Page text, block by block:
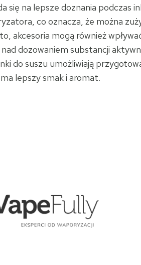
się na lepsze doznania podczas
co oznacza, że można
akcesoria mogą również
dozowaniem substancji
do suszu umożliwiają
lepszy smak i aromat.